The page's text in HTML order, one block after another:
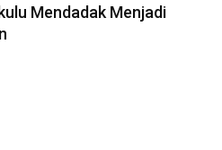
Mendadak Menjadi